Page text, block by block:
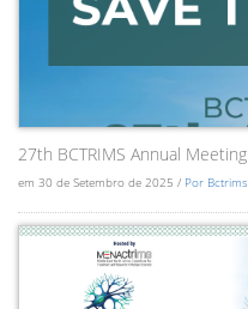
27th BCTRIMS Annual Meeting
em 30 de Setembro de 2025 / Por Bctrims